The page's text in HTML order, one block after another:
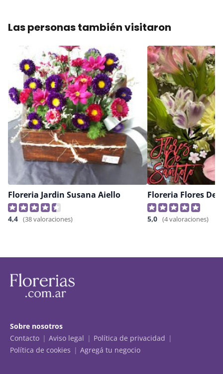
Las personas también visitaron
Floreria Jardin Susana Aiello
4,4 (38 valoraciones) 5,0 (4 valoraciones)
Sobre nosotros
Contacto
Aviso legal
Política de privacidad
Política de cookies
Agregá tu negocio